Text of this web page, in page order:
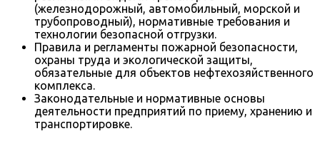
(железнодорожный, автомобильный, морской и
трубопроводный), нормативные требования и
технологии безопасной отгрузки.
Правила и регламенты пожарной безопасности,
охраны труда и экологической защиты,
обязательные для объектов нефтехозяйственного
комплекса.
Законодательные и нормативные основы
деятельности предприятий по приему, хранению и
транспортировке.